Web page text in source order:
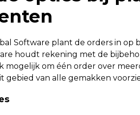
Software plant de orders in op
houdt rekening met de
mogelijk om één order over
gebied van alle gemakken